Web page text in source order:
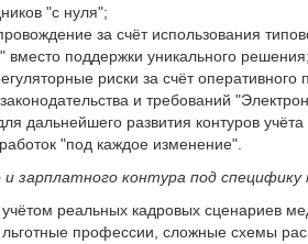
"с нуля";
за счёт использования
вместо поддержки уникального решения;
риски за счёт
и требований
дальнейшего развития контуров
"под каждое изменение".
и зарплатного контура под специфику
реальных кадровых сценариев
профессии, сложные схемы